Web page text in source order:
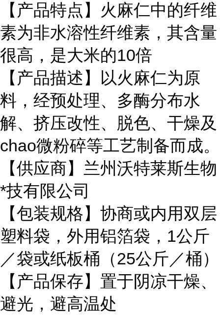
【产品特点】火麻仁中的纤维
素为非水溶性纤维素，其含量
很高，是大米的10倍
【产品描述】以火麻仁为原
料，经预处理、多酶分布水
解、挤压改性、脱色、干燥及
chao微粉碎等工艺制备而成。
【供应商】兰州沃特莱斯生物
*技有限公司
【包装规格】协商或内用双层
塑料袋，外用铝箔袋，1公斤
／袋或纸板桶（25公斤／桶）
【产品保存】置于阴凉干燥、
避光，避高温处